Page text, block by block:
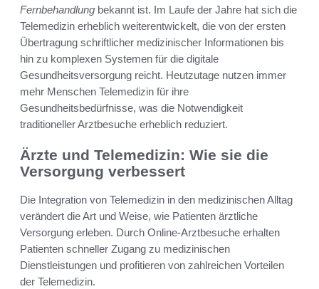
Fernbehandlung bekannt ist. Im Laufe der Jahre hat sich die
Telemedizin erheblich weiterentwickelt, die von der ersten
Übertragung schriftlicher medizinischer Informationen bis
hin zu komplexen Systemen für die digitale
Gesundheitsversorgung reicht. Heutzutage nutzen immer
mehr Menschen Telemedizin für ihre
Gesundheitsbedürfnisse, was die Notwendigkeit
traditioneller Arztbesuche erheblich reduziert.
Ärzte und Telemedizin: Wie sie die
Versorgung verbessert
Die Integration von Telemedizin in den medizinischen Alltag
verändert die Art und Weise, wie Patienten ärztliche
Versorgung erleben. Durch Online-Arztbesuche erhalten
Patienten schneller Zugang zu medizinischen
Dienstleistungen und profitieren von zahlreichen Vorteilen
der Telemedizin.